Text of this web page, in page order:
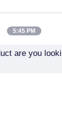
5:45 PM
are you